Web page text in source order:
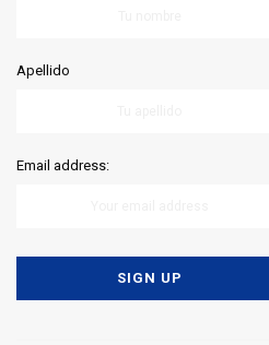
Apellido
Email address: